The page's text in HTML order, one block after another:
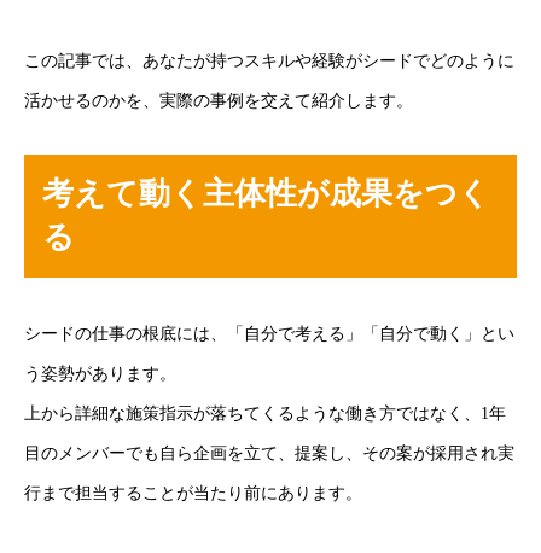
この記事では、あなたが持つスキルや経験がシードでどのように
活かせるのかを、実際の事例を交えて紹介します。
考えて動く主体性が成果をつく
る
シードの仕事の根底には、「自分で考える」「自分で動く」とい
う姿勢があります。
上から詳細な施策指示が落ちてくるような働き方ではなく、1年
目のメンバーでも自ら企画を立て、提案し、その案が採用され実
行まで担当することが当たり前にあります。